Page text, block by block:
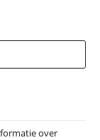
op
over